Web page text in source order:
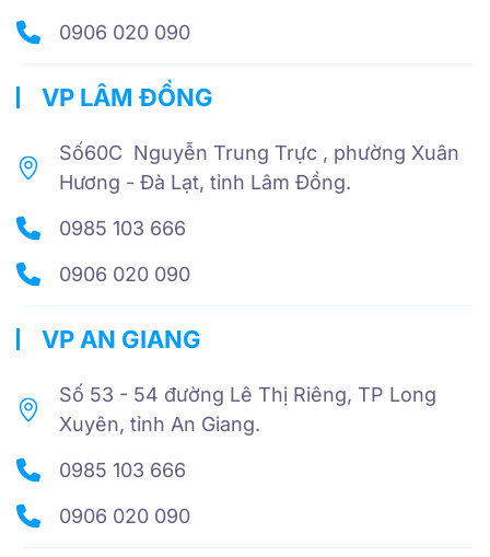
0906 020 090
VP LÂM ĐỒNG
Số60C Nguyễn Trung Trực , phường Xuân
Hương - Đà Lạt, tỉnh Lâm Đồng.
0985 103 666
0906 020 090
VP AN GIANG
Số 53 - 54 đường Lê Thị Riêng, TP Long
Xuyên, tỉnh An Giang.
0985 103 666
0906 020 090